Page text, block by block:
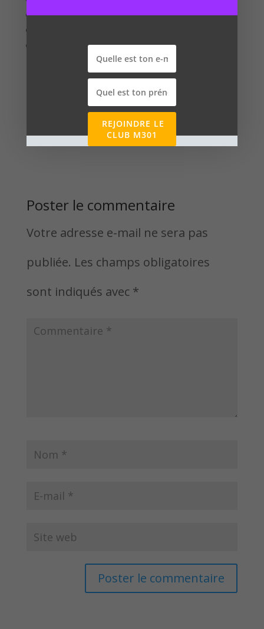
Futura Sciences
La page Facebook
Poster le commentaire
Votre adresse e-mail ne sera pas
publiée. Les champs obligatoires
sont indiqués avec *
REJOINDRE LE
CLUB M301